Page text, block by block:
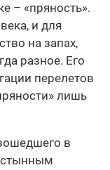
– «пряность».
и для
на запах,
разное. Его
перелетов
лишь
в